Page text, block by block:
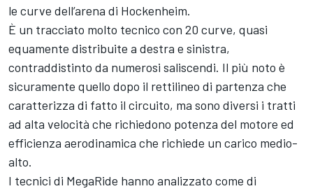
le curve dell’arena di Hockenheim.
È un tracciato molto tecnico con 20 curve, quasi
equamente distribuite a destra e sinistra,
contraddistinto da numerosi saliscendi. Il più noto è
sicuramente quello dopo il rettilineo di partenza che
caratterizza di fatto il circuito, ma sono diversi i tratti
ad alta velocità che richiedono potenza del motore ed
efficienza aerodinamica che richiede un carico medio-
alto.
I tecnici di MegaRide hanno analizzato come di